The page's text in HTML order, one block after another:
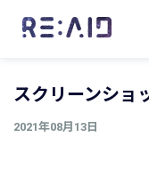
スクリーンショ
2021年08月13日